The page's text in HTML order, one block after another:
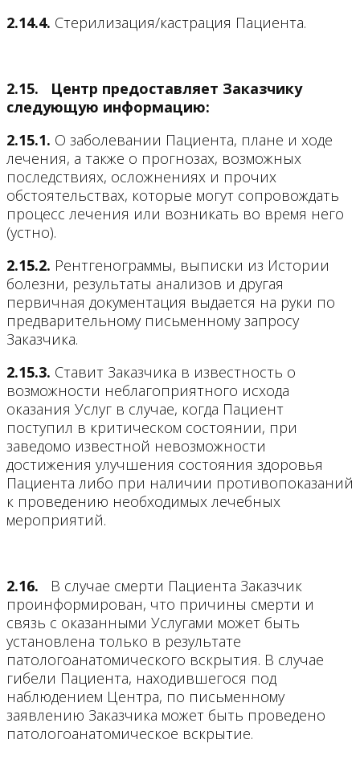
2.14.4. Стерилизация/кастрация Пациента.
2.15. Центр предоставляет Заказчику
следующую информацию:
2.15.1. О заболевании Пациента, плане и ходе
лечения, а также о прогнозах, возможных
последствиях, осложнениях и прочих
обстоятельствах, которые могут сопровождать
процесс лечения или возникать во время него
(устно).
2.15.2. Рентгенограммы, выписки из Истории
болезни, результаты анализов и другая
первичная документация выдается на руки по
предварительному письменному запросу
Заказчика.
2.15.3. Ставит Заказчика в известность о
возможности неблагоприятного исхода
оказания Услуг в случае, когда Пациент
поступил в критическом состоянии, при
заведомо известной невозможности
достижения улучшения состояния здоровья
Пациента либо при наличии противопоказаний
к проведению необходимых лечебных
мероприятий.
2.16. В случае смерти Пациента Заказчик
проинформирован, что причины смерти и
связь с оказанными Услугами может быть
установлена только в результате
патологоанатомического вскрытия. В случае
гибели Пациента, находившегося под
наблюдением Центра, по письменному
заявлению Заказчика может быть проведено
патологоанатомическое вскрытие.